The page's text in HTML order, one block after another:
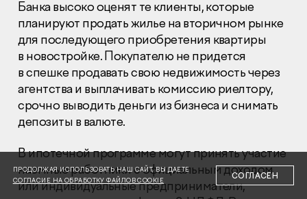
Правовая информация
Сообщить о коррупции
Глaвный oфиc
+7 (495) 502 95 59
Отдел продаж
+7 (495) 641-35-35
Заказать звонок
© 2001-2026 Компания «Пионер»
Банка высоко оценят те клиенты, которые
планируют продать жилье на вторичном рынке
для последующего приобретения квартиры
в новостройке. Покупателю не придется
в спешке продавать свою недвижимость через
агентства и выплачивать комиссию риелтору,
срочно выводить деньги из бизнеса и снимать
депозиты в валюте.
В ипотечной программе могут принять участие
наемные работники с официальным доходом
или индивидуальные предприниматели,
ПРОДОЛЖАЯ ИСПОЛЬЗОВАТЬ НАШ САЙТ, ВЫ ДАЕТЕ
СОГЛАСИЕ НА ОБРАБОТКУ ФАЙЛОВ COOKIE
СОГЛАСЕН